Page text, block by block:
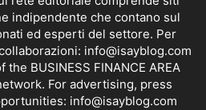
indipendente che contano sul
ed esperti del settore. Per
info@isayblog.com
BUSINESS FINANCE AREA
For advertising, press
info@isayblog.com